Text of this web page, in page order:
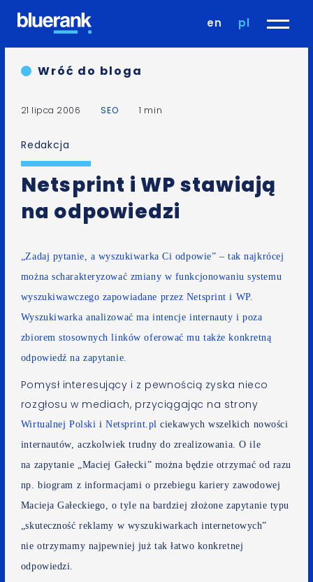
en pl
Wróć do bloga
21 lipca 2006 SEO 1 min
Redakcja
Netsprint i WP stawiają
na odpowiedzi
„Zadaj pytanie, a wyszukiwarka Ci odpowie” – tak najkrócej
można scharakteryzować zmiany w funkcjonowaniu systemu
wyszukiwawczego zapowiadane przez Netsprint i WP.
Wyszukiwarka analizować ma intencje internauty i poza
zbiorem stosownych linków oferować mu także konkretną
odpowiedź na zapytanie.
Pomysł interesujący i z pewnością zyska nieco
rozgłosu w mediach, przyciągając na strony
Wirtualnej Polski iNetsprint.pl ciekawych wszelkich nowości
internautów, aczkolwiek trudny do zrealizowania. O ile
na zapytanie „Maciej Gałecki” można będzie otrzymać od razu
np. biogram z informacjami o przebiegu kariery zawodowej
Macieja Gałeckiego, o tyle na bardziej złożone zapytanie typu
„skuteczność reklamy w wyszukiwarkach internetowych”
nie otrzymamy najpewniej już tak łatwo konkretnej
odpowiedzi.